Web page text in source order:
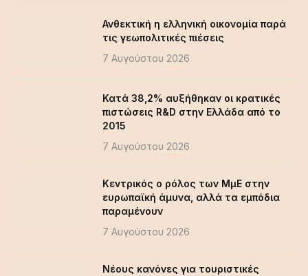
Ανθεκτική η ελληνική οικονομία παρά
τις γεωπολιτικές πιέσεις
7 Αυγούστου 2026
Κατά 38,2% αυξήθηκαν οι κρατικές
πιστώσεις R&D στην Ελλάδα από το
2015
7 Αυγούστου 2026
Κεντρικός ο ρόλος των ΜμΕ στην
ευρωπαϊκή άμυνα, αλλά τα εμπόδια
παραμένουν
7 Αυγούστου 2026
Νέους κανόνες για τουριστικές